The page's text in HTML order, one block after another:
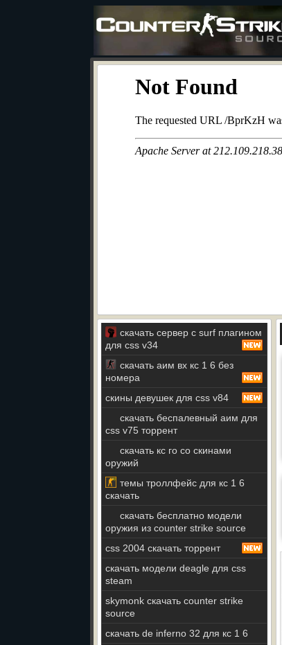
скачать сервер с surf плагином
для css v34
скачать аим вх кс 1 6 без
номера
скины девушек для css v84
скачать беспалевный аим для
css v75 торрент
скачать кс го со скинами
оружий
темы троллфейс для кс 1 6
скачать
скачать бесплатно модели
оружия из counter strike source
css 2004 скачать торрент
скачать модели deagle для css
steam
skymonk скачать counter strike
source
скачать de inferno 32 для кс 1 6